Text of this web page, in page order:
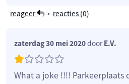
reageer • reacties (0)
zaterdag 30 mei 2020doorE.V.
What a joke !!!!